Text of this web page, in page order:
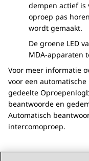
dempen actief is
oproep pas
wordt gemaakt.
De groene LED
MDA-apparaten
Voor meer informatie
voor een
gedeelte
beantwoorde en
Automatisch
intercomoproep.